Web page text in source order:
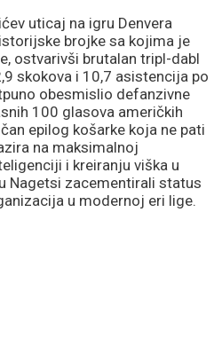
uticaj na igru Denvera
brojke sa kojima je
ostvarivši brutalan tripl-dabl
skokova i 10,7 asistencija po
obesmislio defanzivne
100 glasova američkih
epilog košarke koja ne pati
na maksimalnoj
i kreiranju viška u
Nagetsi zacementirali status
u modernoj eri lige.